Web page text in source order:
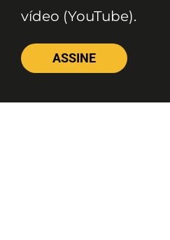
vídeo (YouTube).
ASSINE